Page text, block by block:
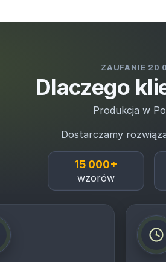
ZAUFANIE 20
Dlaczego
Produkcja w
Dostarczamy
15 000+
wzorów